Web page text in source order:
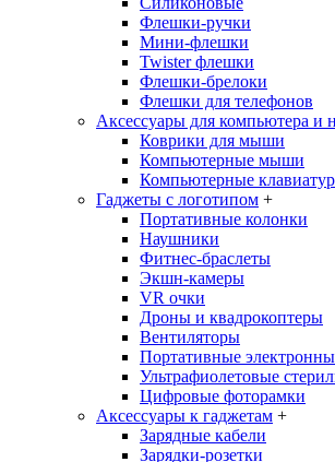
Флешки-ручки
Мини-флешки
Twister флешки
Флешки-брелоки
Флешки для телефонов
Аксессуары для компьютера и
Коврики для мыши
Компьютерные мыши
Компьютерные
Гаджеты с логотипом +
Портативные колонки
Наушники
Фитнес-браслеты
Экшн-камеры
VR очки
Дроны и квадрокоптеры
Вентиляторы
Портативные
Ультрафиолетовые
Цифровые фоторамки
Аксессуары к гаджетам +
Зарядные кабели
Зарядки-розетки